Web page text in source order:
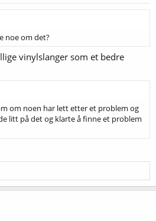
noe om det?
vinylslanger som et bedre
om noen har lett etter et problem og
litt på det og klarte å finne et problem